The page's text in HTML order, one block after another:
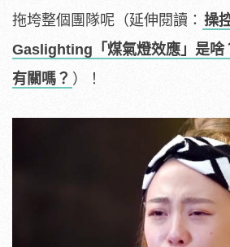
拖垮整個團隊呢（延伸閱讀： 操
Gaslighting「煤氣燈效應」是啥
有關嗎？ ）！